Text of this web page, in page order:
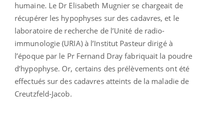
humaine. Le Dr Elisabeth Mugnier se chargeait de
récupérer les hypophyses sur des cadavres, et le
laboratoire de recherche de l’Unité de radio-
immunologie (URIA) à l’Institut Pasteur dirigé à
l’époque par le Pr Fernand Dray fabriquait la poudre
d’hypophyse. Or, certains des prélèvements ont été
effectués sur des cadavres atteints de la maladie de
Creutzfeld-Jacob.